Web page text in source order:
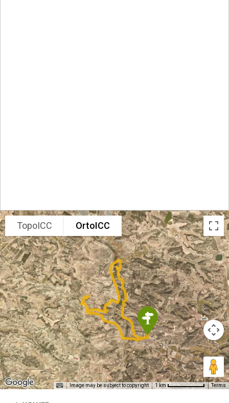
TopoICC OrtoICC
Image may be subject to copyright 1 km Terms